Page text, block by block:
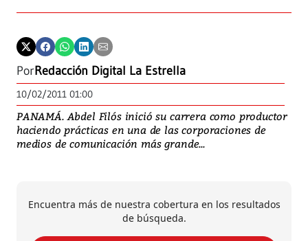
PorRedacción Digital La Estrella
10/02/2011 01:00
PANAMÁ. Abdel Filós inició su carrera como productor
haciendo prácticas en una de las corporaciones de
medios de comunicación más grande...
Encuentra más de nuestra cobertura en los resultados
de búsqueda.